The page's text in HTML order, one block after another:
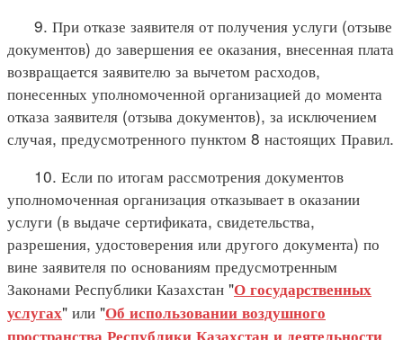
9. При отказе заявителя от получения услуги (отзыве
документов) до завершения ее оказания, внесенная плата
возвращается заявителю за вычетом расходов,
понесенных уполномоченной организацией до момента
отказа заявителя (отзыва документов), за исключением
случая, предусмотренного пунктом 8 настоящих Правил.
10. Если по итогам рассмотрения документов
уполномоченная организация отказывает в оказании
услуги (в выдаче сертификата, свидетельства,
разрешения, удостоверения или другого документа) по
вине заявителя по основаниям предусмотренным
Законами Республики Казахстан "О государственных
услугах" или "Об использовании воздушного